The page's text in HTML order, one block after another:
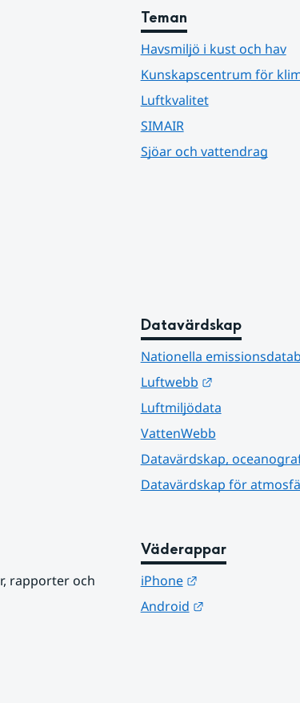
Teman
Havsmiljö i kust och hav
Kunskapscentrum för
Luftkvalitet
SIMAIR
Sjöar och vattendrag
Datavärdskap
Nationella
Luftwebb
Länk till annan
Luftmiljödata
VattenWebb
Datavärdskap,
Datavärdskap för
rapporter och
Väderappar
iPhone
Länk till annan
Android
Länk till annan